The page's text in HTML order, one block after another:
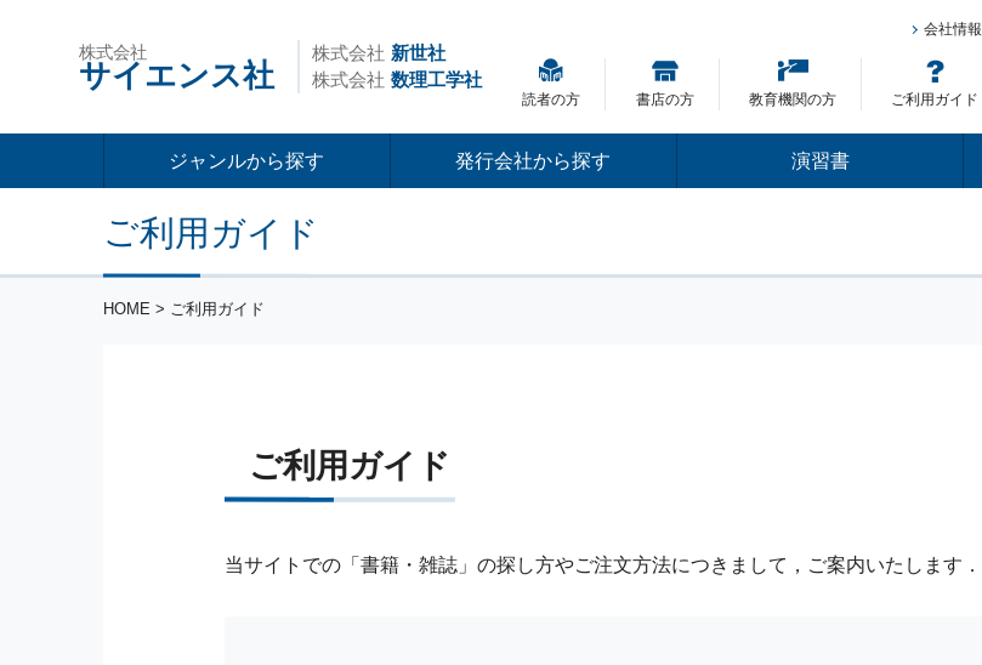
株式会社
サイエンス社
株式会社 新世社
株式会社 数理工学社
会社情報
読者の方 書店の方 教育機関の方 ご利用ガイド
ジャンルから探す 発行会社から探す 演習書
ご利用ガイド
HOME > ご利用ガイド
ご利用ガイド
当サイトでの「書籍・雑誌」の探し方やご注文方法につきまして，ご案内いたします．